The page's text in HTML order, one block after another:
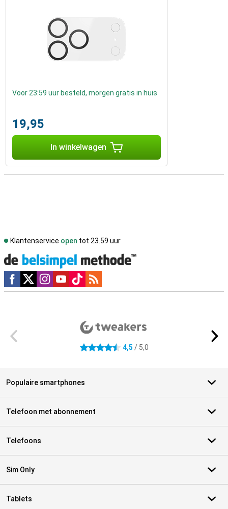
Voor 23:59 uur besteld, morgen gratis in huis
19,95
In winkelwagen
Klantenservice open tot 23.59 uur
Social media
4.5 sterren 4,5 / 5,0
Populaire smartphones
Telefoon met abonnement
Telefoons
Sim Only
Tablets